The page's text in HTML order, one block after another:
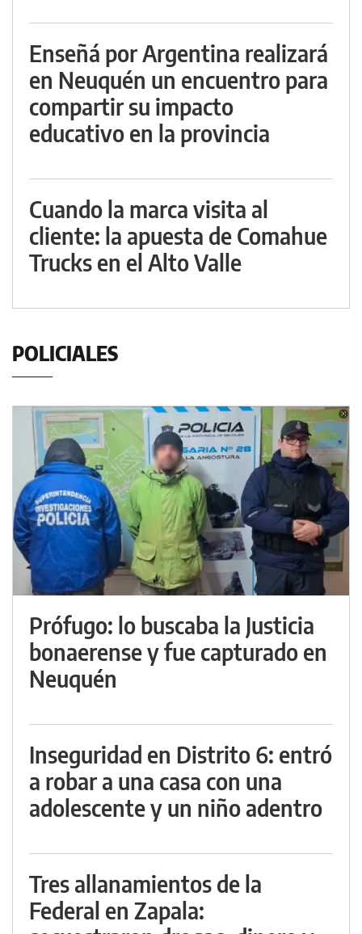
Enseñá por Argentina realizará
en Neuquén un encuentro para
compartir su impacto
educativo en la provincia
Cuando la marca visita al
cliente: la apuesta de Comahue
Trucks en el Alto Valle
POLICIALES
Prófugo: lo buscaba la Justicia
bonaerense y fue capturado en
Neuquén
Inseguridad en Distrito 6: entró
a robar a una casa con una
adolescente y un niño adentro
Tres allanamientos de la
Federal en Zapala: